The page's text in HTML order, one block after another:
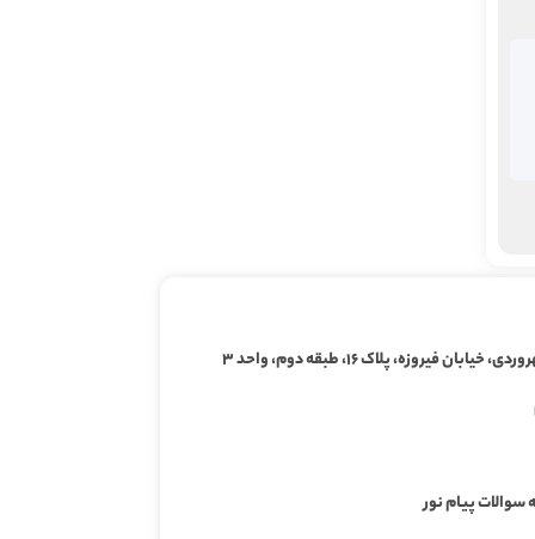
فیروزه، پلاک ۱۶، طبقه دوم، واحد ۳
سوالات پیام نور